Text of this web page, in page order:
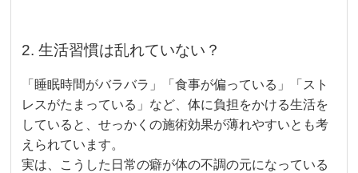
2. 生活習慣は乱れていない？
「睡眠時間がバラバラ」「食事が偏っている」「スト
レスがたまっている」など、体に負担をかける生活を
していると、せっかくの施術効果が薄れやすいとも考
えられています。
実は、こうした日常の癖が体の不調の元になっている